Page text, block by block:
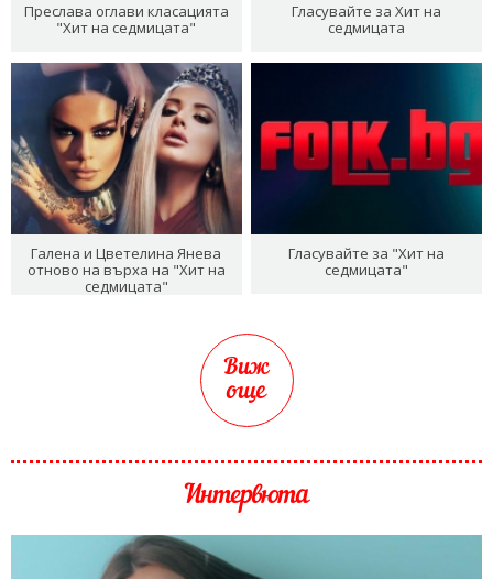
Преслава оглави класацията
"Хит на седмицата"
Гласувайте за Хит на
седмицата
Галена и Цветелина Янева
отново на върха на "Хит на
седмицата"
Гласувайте за "Хит на
седмицата"
Виж
още
Интервюта